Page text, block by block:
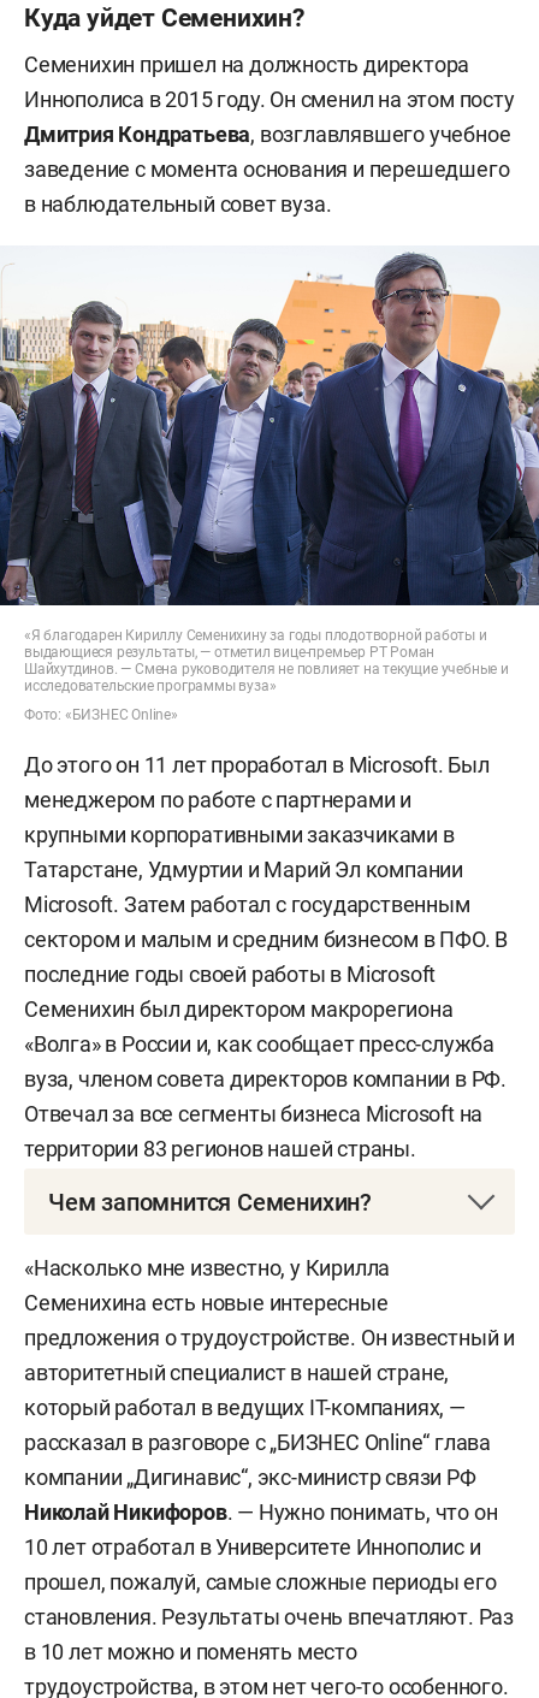
Куда уйдет Семенихин?
Семенихин пришел на должность директора
Иннополиса в 2015 году. Он сменил на этом посту
Дмитрия Кондратьева, возглавлявшего учебное
заведение с момента основания и перешедшего
в наблюдательный совет вуза.
«Я благодарен Кириллу Семенихину за годы плодотворной работы и
выдающиеся результаты, — отметил вице-премьер РТ Роман
Шайхутдинов. — Смена руководителя не повлияет на текущие учебные и
исследовательские программы вуза»
Фото: «БИЗНЕС Online»
До этого он 11 лет проработал в Microsoft. Был
менеджером по работе с партнерами и
крупными корпоративными заказчиками в
Татарстане, Удмуртии и Марий Эл компании
Microsoft. Затем работал с государственным
сектором и малым и средним бизнесом в ПФО. В
последние годы своей работы в Microsoft
Семенихин был директором макрорегиона
«Волга» в России и, как сообщает пресс-служба
вуза, членом совета директоров компании в РФ.
Отвечал за все сегменты бизнеса Microsoft на
территории 83 регионов нашей страны.
Чем запомнится Семенихин?
студентов в вузе выросло в 4 раза до 1,2 тысячи.
В Иннополисе стало на 7 новых научных
лабораторий больше, открылись 13 центров
разработки для индустриальных заказчиков,
перечислила сегодня пресс-служба заслуги
бывшего директора. Среди открытий последних
лет — межотраслевой центр трансфера
технологий, в котором сотрудники Иннополиса
зарегистрировали 699 результатов
интеллектуальной деятельности,
исследовательский центр в сфере
«Насколько мне известно, у Кирилла
Семенихина есть новые интересные
предложения о трудоустройстве. Он известный и
авторитетный специалист в нашей стране,
который работал в ведущих IT-компаниях, —
рассказал в разговоре с „БИЗНЕС Online“ глава
компании „Дигинавис“, экс-министр связи РФ
Николай Никифоров. — Нужно понимать, что он
10 лет отработал в Университете Иннополис и
прошел, пожалуй, самые сложные периоды его
становления. Результаты очень впечатляют. Раз
в 10 лет можно и поменять место
трудоустройства, в этом нет чего-то особенного.